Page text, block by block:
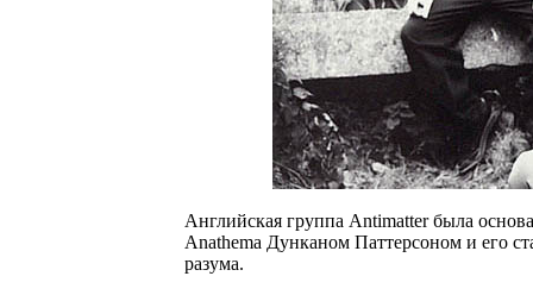
Английская группа Antimatter была
Anathema Дунканом Паттерсоном и его
разума.